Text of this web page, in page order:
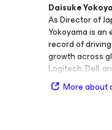
Daisuke
As Director of
Yokoyama is
record of
growth across
Logitech, Dell,
enterprise data
that help
More about